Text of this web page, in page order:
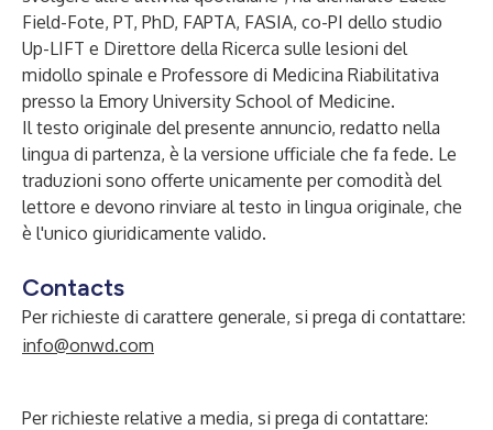
Field-Fote, PT, PhD, FAPTA, FASIA, co-PI dello studio
Up-LIFT e Direttore della Ricerca sulle lesioni del
midollo spinale e Professore di Medicina Riabilitativa
presso la Emory University School of Medicine.
Il testo originale del presente annuncio, redatto nella
lingua di partenza, è la versione ufficiale che fa fede. Le
traduzioni sono offerte unicamente per comodità del
lettore e devono rinviare al testo in lingua originale, che
è l'unico giuridicamente valido.
Contacts
Per richieste di carattere generale, si prega di contattare:
info@onwd.com
Per richieste relative a media, si prega di contattare: